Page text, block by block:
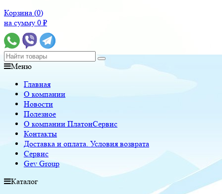
Корзина (0)
на сумму 0 ₽
Меню
Главная
О компании
Новости
Полезное
О компании ПлатонСервис
Контакты
Доставка и оплата. Условия возврата
Сервис
Gev Group
Каталог